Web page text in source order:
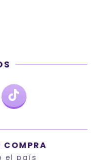
COMPRA
el país